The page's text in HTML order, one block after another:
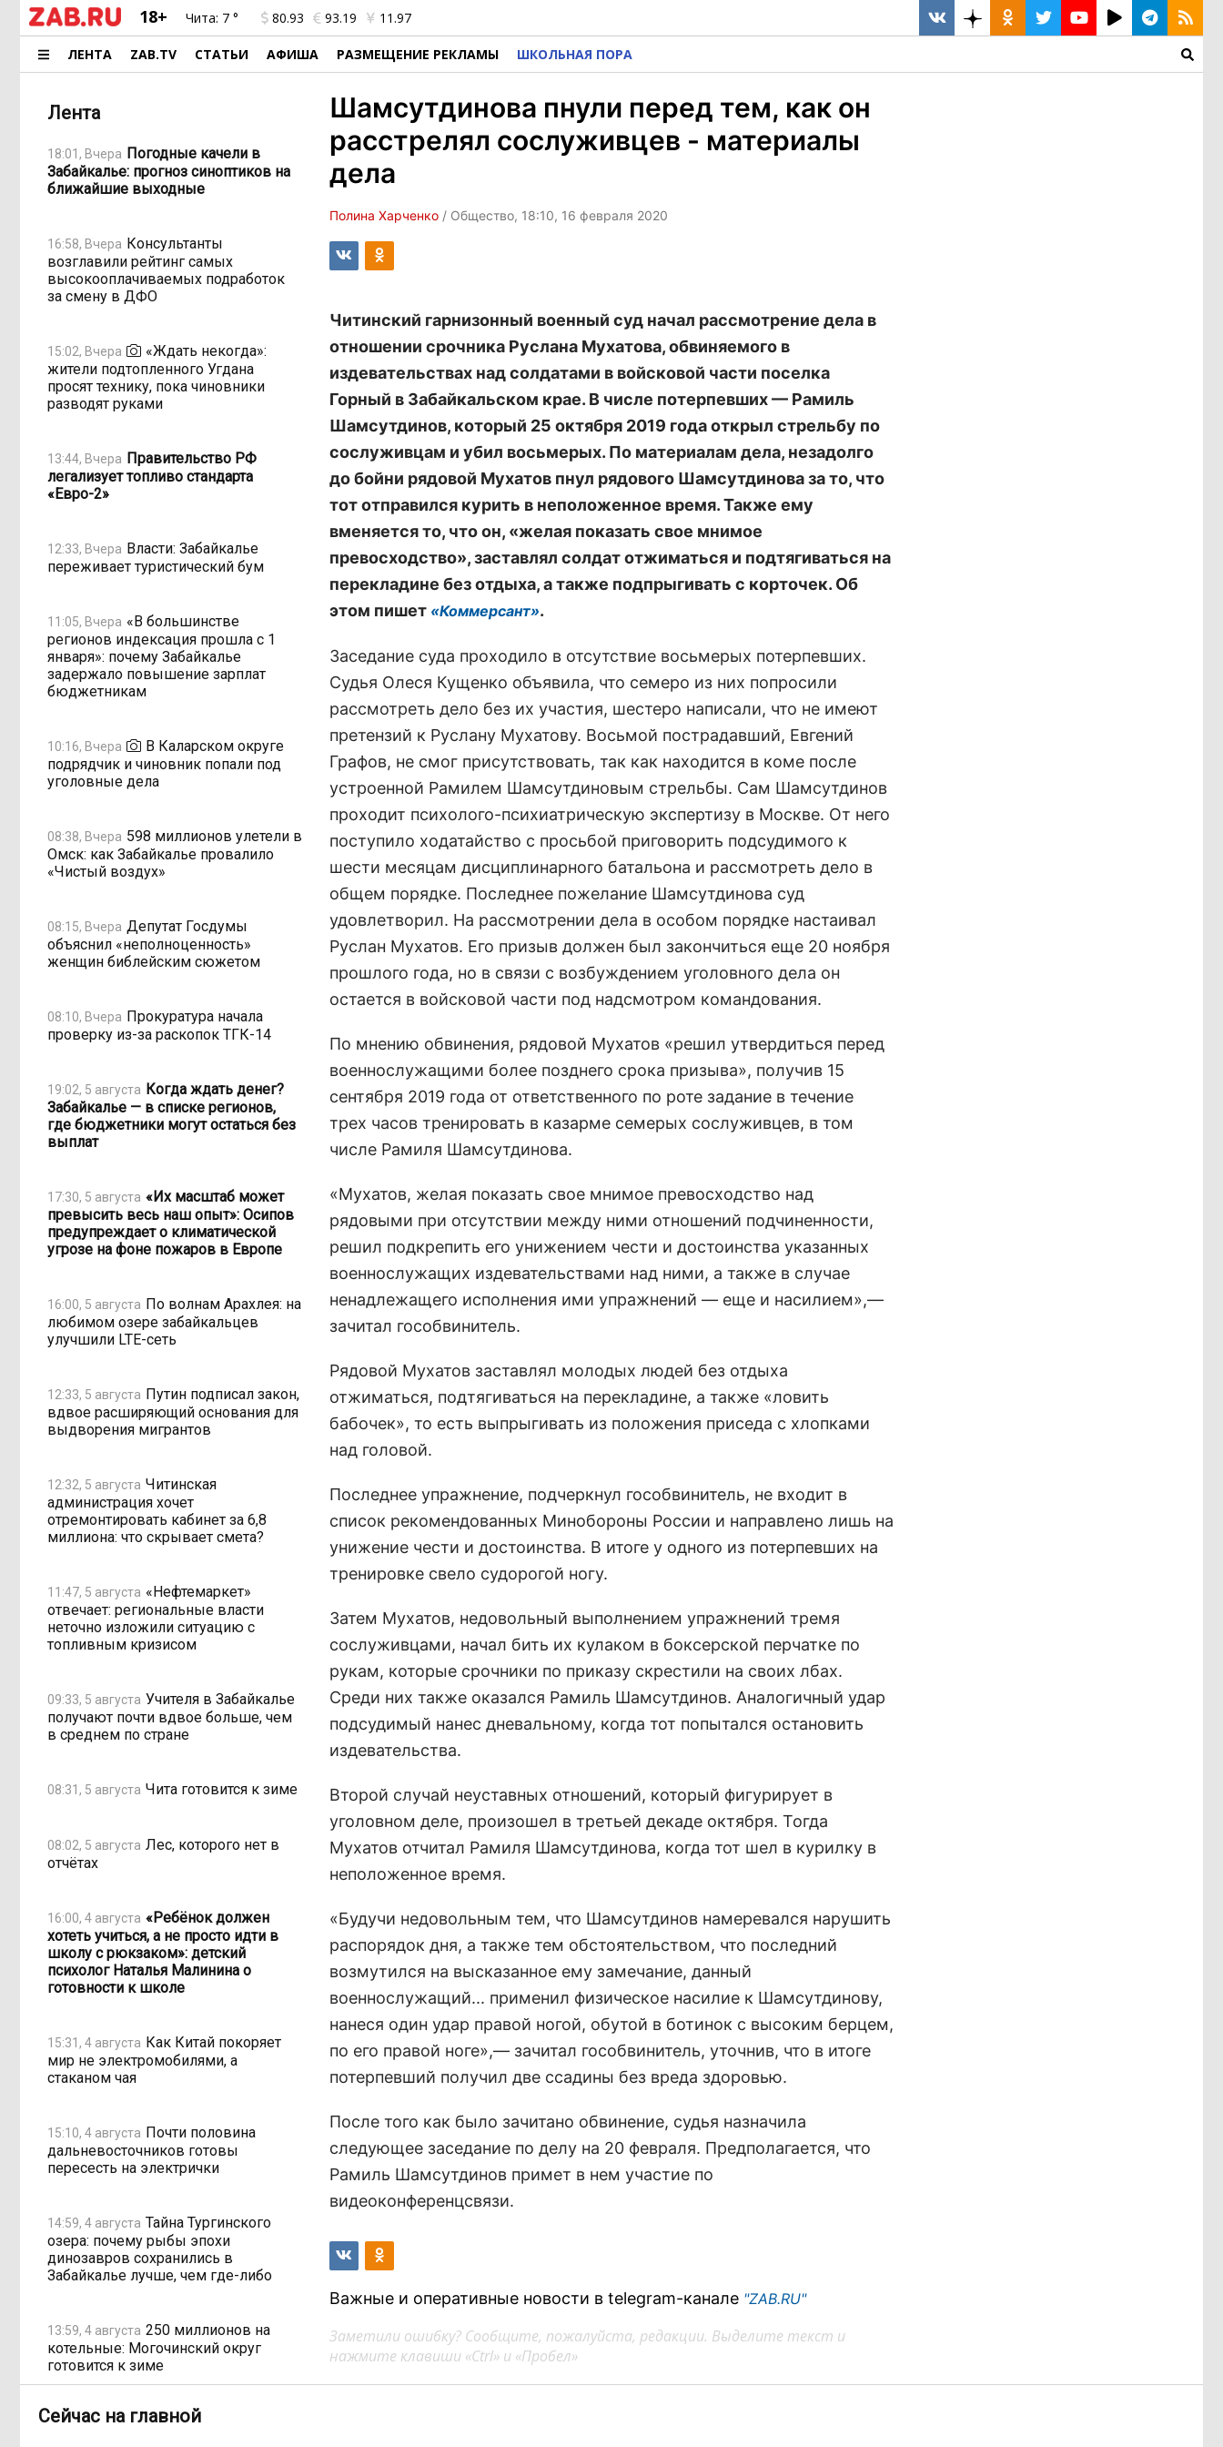
18+ Чита: 7 ° 80.93 93.19 11.97
ЛЕНТА ZAB.TV СТАТЬИ АФИША РАЗМЕЩЕНИЕ РЕКЛАМЫ ШКОЛЬНАЯ ПОРА
Лента
18:01, Вчера Погодные качели в
Забайкалье: прогноз синоптиков на
ближайшие выходные
16:58, Вчера Консультанты
возглавили рейтинг самых
высокооплачиваемых подработок
за смену в ДФО
15:02, Вчера
«Ждать некогда»:
жители подтопленного Угдана
просят технику, пока чиновники
разводят руками
13:44, Вчера Правительство РФ
легализует топливо стандарта
«Евро-2»
12:33, Вчера Власти: Забайкалье
переживает туристический бум
11:05, Вчера «В большинстве
регионов индексация прошла с 1
января»: почему Забайкалье
задержало повышение зарплат
бюджетникам
10:16, Вчера
В Каларском округе
подрядчик и чиновник попали под
уголовные дела
08:38, Вчера 598 миллионов улетели в
Омск: как Забайкалье провалило
«Чистый воздух»
08:15, Вчера Депутат Госдумы
объяснил «неполноценность»
женщин библейским сюжетом
08:10, Вчера Прокуратура начала
проверку из-за раскопок ТГК-14
19:02, 5 августа Когда ждать денег?
Забайкалье — в списке регионов,
где бюджетники могут остаться без
выплат
17:30, 5 августа «Их масштаб может
превысить весь наш опыт»: Осипов
предупреждает о климатической
угрозе на фоне пожаров в Европе
16:00, 5 августа По волнам Арахлея: на
любимом озере забайкальцев
улучшили LTE-сеть
12:33, 5 августа Путин подписал закон,
вдвое расширяющий основания для
выдворения мигрантов
12:32, 5 августа Читинская
администрация хочет
отремонтировать кабинет за 6,8
миллиона: что скрывает смета?
11:47, 5 августа «Нефтемаркет»
отвечает: региональные власти
неточно изложили ситуацию с
топливным кризисом
09:33, 5 августа Учителя в Забайкалье
получают почти вдвое больше, чем
в среднем по стране
08:31, 5 августа Чита готовится к зиме
08:02, 5 августа Лес, которого нет в
отчётах
16:00, 4 августа «Ребёнок должен
хотеть учиться, а не просто идти в
школу с рюкзаком»: детский
психолог Наталья Малинина о
готовности к школе
15:31, 4 августа Как Китай покоряет
мир не электромобилями, а
стаканом чая
15:10, 4 августа Почти половина
дальневосточников готовы
пересесть на электрички
14:59, 4 августа Тайна Тургинского
озера: почему рыбы эпохи
динозавров сохранились в
Забайкалье лучше, чем где-либо
13:59, 4 августа 250 миллионов на
котельные: Могочинский округ
готовится к зиме
13:02, 4 августа Забайкалье зовёт
Шамсутдинова пнули перед тем, как он
расстрелял сослуживцев - материалы
дела
Полина Харченко / Общество, 18:10, 16 февраля 2020
Читинский гарнизонный военный суд начал рассмотрение дела в
отношении срочника Руслана Мухатова, обвиняемого в
издевательствах над солдатами в войсковой части поселка
Горный в Забайкальском крае. В числе потерпевших — Рамиль
Шамсутдинов, который 25 октября 2019 года открыл стрельбу по
сослуживцам и убил восьмерых. По материалам дела, незадолго
до бойни рядовой Мухатов пнул рядового Шамсутдинова за то, что
тот отправился курить в неположенное время. Также ему
вменяется то, что он, «желая показать свое мнимое
превосходство», заставлял солдат отжиматься и подтягиваться на
перекладине без отдыха, а также подпрыгивать с корточек. Об
этом пишет «Коммерсант».
Заседание суда проходило в отсутствие восьмерых потерпевших.
Судья Олеся Кущенко объявила, что семеро из них попросили
рассмотреть дело без их участия, шестеро написали, что не имеют
претензий к Руслану Мухатову. Восьмой пострадавший, Евгений
Графов, не смог присутствовать, так как находится в коме после
устроенной Рамилем Шамсутдиновым стрельбы. Сам Шамсутдинов
проходит психолого-психиатрическую экспертизу в Москве. От него
поступило ходатайство с просьбой приговорить подсудимого к
шести месяцам дисциплинарного батальона и рассмотреть дело в
общем порядке. Последнее пожелание Шамсутдинова суд
удовлетворил. На рассмотрении дела в особом порядке настаивал
Руслан Мухатов. Его призыв должен был закончиться еще 20 ноября
прошлого года, но в связи с возбуждением уголовного дела он
остается в войсковой части под надсмотром командования.
По мнению обвинения, рядовой Мухатов «решил утвердиться перед
военнослужащими более позднего срока призыва», получив 15
сентября 2019 года от ответственного по роте задание в течение
трех часов тренировать в казарме семерых сослуживцев, в том
числе Рамиля Шамсутдинова.
«Мухатов, желая показать свое мнимое превосходство над
рядовыми при отсутствии между ними отношений подчиненности,
решил подкрепить его унижением чести и достоинства указанных
военнослужащих издевательствами над ними, а также в случае
ненадлежащего исполнения ими упражнений — еще и насилием»,—
зачитал гособвинитель.
Рядовой Мухатов заставлял молодых людей без отдыха
отжиматься, подтягиваться на перекладине, а также «ловить
бабочек», то есть выпрыгивать из положения приседа с хлопками
над головой.
Последнее упражнение, подчеркнул гособвинитель, не входит в
список рекомендованных Минобороны России и направлено лишь на
унижение чести и достоинства. В итоге у одного из потерпевших на
тренировке свело судорогой ногу.
Затем Мухатов, недовольный выполнением упражнений тремя
сослуживцами, начал бить их кулаком в боксерской перчатке по
рукам, которые срочники по приказу скрестили на своих лбах.
Среди них также оказался Рамиль Шамсутдинов. Аналогичный удар
подсудимый нанес дневальному, когда тот попытался остановить
издевательства.
Второй случай неуставных отношений, который фигурирует в
уголовном деле, произошел в третьей декаде октября. Тогда
Мухатов отчитал Рамиля Шамсутдинова, когда тот шел в курилку в
неположенное время.
«Будучи недовольным тем, что Шамсутдинов намеревался нарушить
распорядок дня, а также тем обстоятельством, что последний
возмутился на высказанное ему замечание, данный
военнослужащий... применил физическое насилие к Шамсутдинову,
нанеся один удар правой ногой, обутой в ботинок с высоким берцем,
по его правой ноге»,— зачитал гособвинитель, уточнив, что в итоге
потерпевший получил две ссадины без вреда здоровью.
После того как было зачитано обвинение, судья назначила
следующее заседание по делу на 20 февраля. Предполагается, что
Рамиль Шамсутдинов примет в нем участие по
видеоконференцсвязи.
Важные и оперативные новости в telegram-канале "ZAB.RU"
Заметили ошибку? Сообщите, пожалуйста, редакции. Выделите текст и
нажмите клавиши «Ctrl» и «Пробел»
Сейчас на главной